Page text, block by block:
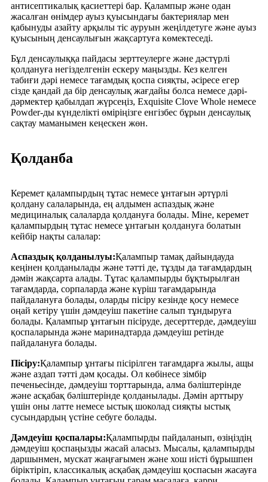
антисептикалық қасиеттері бар. Қалампыр және одан
жасалған өнімдер ауыз қуысындағы бактериялар мен
қабынуды азайту арқылы тіс ауруын жеңілдетуге және ауыз
қуысының денсаулығын жақсартуға көмектеседі.
Бұл денсаулыққа пайдасы зерттеулерге және дәстүрлі
қолдануға негізделгенін ескеру маңызды. Кез келген
табиғи дәрі немесе тағамдық қоспа сияқты, әсіресе егер
сізде қандай да бір денсаулық жағдайы болса немесе дәрі-
дәрмектер қабылдап жүрсеңіз, Exquisite Clove Whole немесе
Powder-ды күнделікті өміріңізге енгізбес бұрын денсаулық
сақтау маманымен кеңескен жөн.
Қолданба
Керемет қалампырдың тұтас немесе ұнтағын әртүрлі
қолдану салаларында, ең алдымен аспаздық және
медициналық салаларда қолдануға болады. Міне, керемет
қалампырдың тұтас немесе ұнтағын қолдануға болатын
кейбір нақты салалар:
Аспаздық қолданылуы:Қалампыр тамақ дайындауда
кеңінен қолданылады және тәтті де, тұзды да тағамдардың
дәмін жақсарта алады. Тұтас қалампырды бұқтырылған
тағамдарда, сорпаларда және күріш тағамдарында
пайдалануға болады, оларды пісіру кезінде қосу немесе
оңай кетіру үшін дәмдеуіш пакетіне салып тұндыруға
болады. Қалампыр ұнтағын пісіруде, десерттерде, дәмдеуіш
қоспаларында және маринадтарда дәмдеуіш ретінде
пайдалануға болады.
Пісіру:Қалампыр ұнтағы пісірілген тағамдарға жылы, ащы
және аздап тәтті дәм қосады. Ол көбінесе зімбір
печеньесінде, дәмдеуіш торттарында, алма бәліштерінде
және асқабақ бәліштерінде қолданылады. Дәмін арттыру
үшін оны латте немесе ыстық шоколад сияқты ыстық
сусындардың үстіне себуге болады.
Дәмдеуіш қоспалары:Қалампырды пайдаланып, өзіңіздің
дәмдеуіш қоспаңызды жасай аласыз. Мысалы, қалампырды
даршынмен, мускат жаңғағымен және хош иісті бұрышпен
біріктіріп, классикалық асқабақ дәмдеуіш қоспасын жасауға